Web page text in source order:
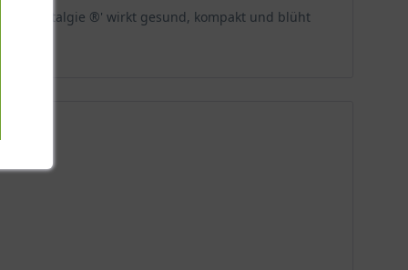
'Nostalgie ®' wirkt gesund, kompakt und blüht